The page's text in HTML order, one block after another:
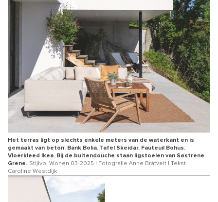
Het terras ligt op slechts enkele meters van de waterkant en is
gemaakt van beton. Bank Bolia. Tafel Skeidar. Fauteuil Bohus.
Vloerkleed Ikea. Bij de buitendouche staan ligstoelen van Søstrene
Grene. Stijlvol Wonen 03-2025 | Fotografie Anne Bråtveit | Tekst
Caroline Westdijk